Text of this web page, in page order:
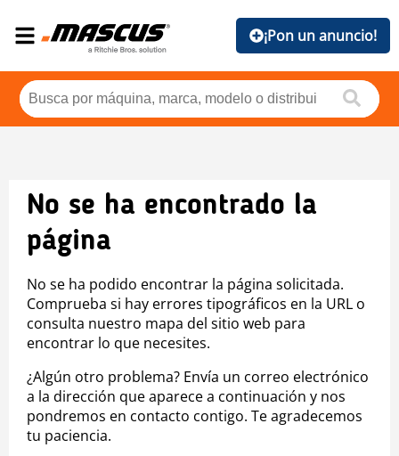
¡Pon un anuncio!
No se ha encontrado la
página
No se ha podido encontrar la página solicitada.
Comprueba si hay errores tipográficos en la URL o
consulta nuestro mapa del sitio web para
encontrar lo que necesites.
¿Algún otro problema? Envía un correo electrónico
a la dirección que aparece a continuación y nos
pondremos en contacto contigo. Te agradecemos
tu paciencia.